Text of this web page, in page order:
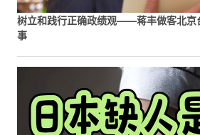
树立和践行正确政绩观——蒋丰做客北京
事